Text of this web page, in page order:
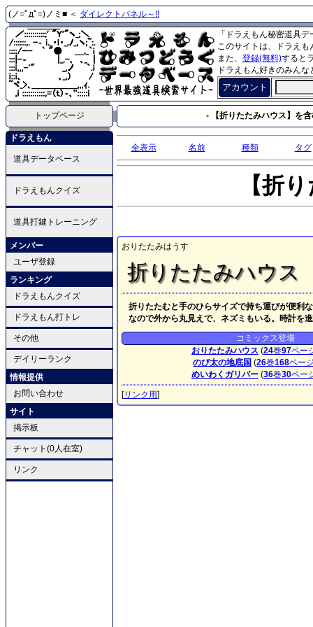
(ノ=ﾟдﾟ=)ノミ■ ＜ ダイレクトパネル～!!
「ドラえもん秘密道具
このサイトは、ドラえ
また、 登録(無料)すると
ドラえもん好きのみん
アカウント
トップページ - 【折りたたみハウス】を
ドラえもん
道具データベース
ドラえもんクイズ
道具打鍵トレーニング
メンバー
ユーザ登録
ランキング
ドラえもんクイズ
ドラえもん打トレ
その他
デイリーランク
情報提供
お問い合わせ
サイト
掲示板
チャット(0人在室)
リンク
全表示 名前 種類 タグ
【折
おりたたみはうす
折りたたみハウス
折りたたむと手のひらサイズで持ち運びが便利
なので外から丸見えで、ネズミもいる。時計を
コミックス登場
おりたたみハウス (24巻97ペー
のび太の地底国 (26巻168ペー
めいわくガリバー(36巻30ペー
[リンク用]